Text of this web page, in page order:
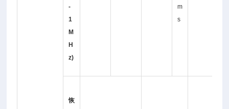
-
1
M
H
z)
m
s
恢